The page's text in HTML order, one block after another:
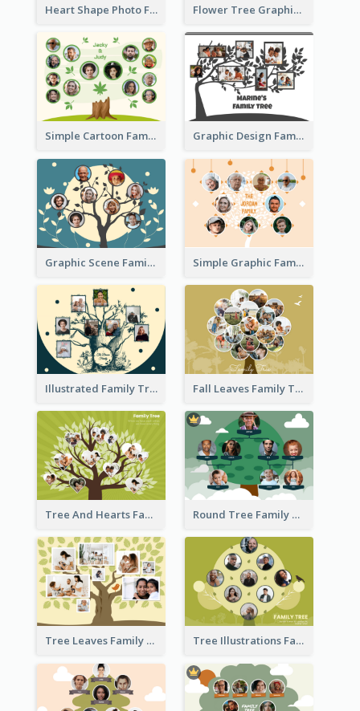
Heart Shape Photo Family Tree Flower Tree Graphic Family Tree
Simple Cartoon Family Tree Graphic Design Family Tree
Graphic Scene Family Tree Simple Graphic Family Tree
Illustrated Family Tree Fall Leaves Family Tree
Tree And Hearts Family Tree Round Tree Family Tree
Tree Leaves Family Tree Collage Tree Illustrations Family Tree